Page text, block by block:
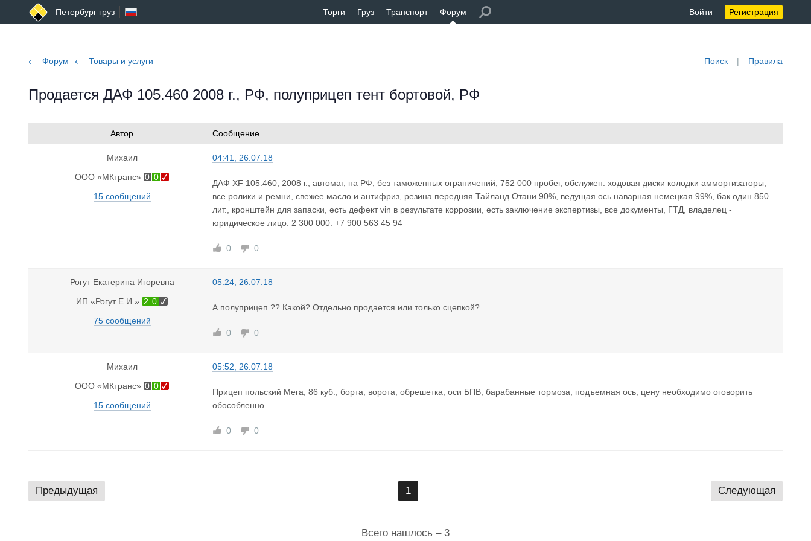
Петербург груз Торги Груз Транспорт Форум Войти Регистрация
Поиск | Правила
Форум Товары и услуги
Продается ДАФ 105.460 2008 г., РФ, полуприцеп тент бортовой, РФ
Автор Сообщение
Михаил
ООО «МКтранс» 0 0
15 сообщений
04:41, 26.07.18
ДАФ XF 105.460, 2008 г., автомат, на РФ, без таможенных ограничений, 752 000 пробег, обслужен: ходовая диски колодки аммортизаторы,
все ролики и ремни, свежее масло и антифриз, резина передняя Тайланд Отани 90%, ведущая ось наварная немецкая 99%, бак один 850
лит., кронштейн для запаски, есть дефект vin в результате коррозии, есть заключение экспертизы, все документы, ГТД, владелец -
юридическое лицо. 2 300 000. +7 900 563 45 94
0 0
Рогут Екатерина Игоревна
ИП «Рогут Е.И.» 2 0
75 сообщений
05:24, 26.07.18
А полуприцеп ?? Какой? Отдельно продается или только сцепкой?
0 0
Михаил
ООО «МКтранс» 0 0
15 сообщений
05:52, 26.07.18
Прицеп польский Мега, 86 куб., борта, ворота, обрешетка, оси БПВ, барабанные тормоза, подъемная ось, цену необходимо оговорить
обособленно
0 0
Предыдущая 1 Следующая
Всего нашлось – 3